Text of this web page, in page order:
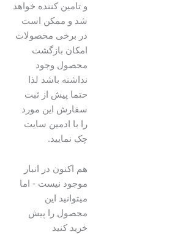
و تامین کننده خواهد
شد و ممکن است
در برخی محصولات
امکان بازگشت
محصول وجود
نداشته باشد لذا
حتما پیش از ثبت
سفارش این مورد
را با ادمین سایت
چک نمایید.
هم اکنون در انبار
موجود نیست - اما
میتوانید این
محصول را پیش
خرید کنید
ساحل
عدد